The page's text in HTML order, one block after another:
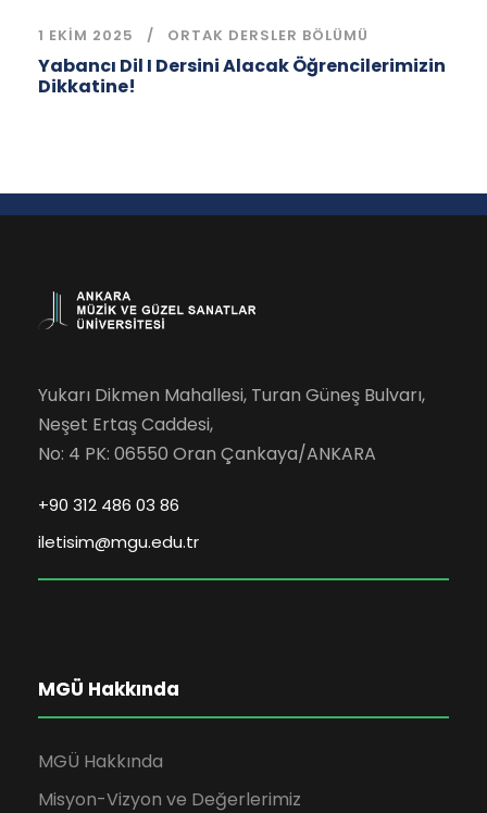
1 EKIM 2025 ORTAK DERSLER BÖLÜMÜ
Yabancı Dil I Dersini Alacak Öğrencilerimizin
Dikkatine!
Yukarı Dikmen Mahallesi, Turan Güneş Bulvarı,
Neşet Ertaş Caddesi,
No: 4 PK: 06550 Oran Çankaya/ANKARA
+90 312 486 03 86
iletisim@mgu.edu.tr
MGÜ Hakkında
MGÜ Hakkında
Misyon-Vizyon ve Değerlerimiz